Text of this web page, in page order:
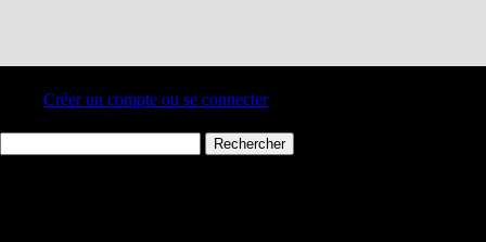
Créer un compte ou se connecter